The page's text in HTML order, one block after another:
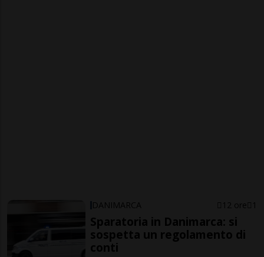
DANIMARCA 12 ore 1
Sparatoria in Danimarca: si
sospetta un regolamento di
conti